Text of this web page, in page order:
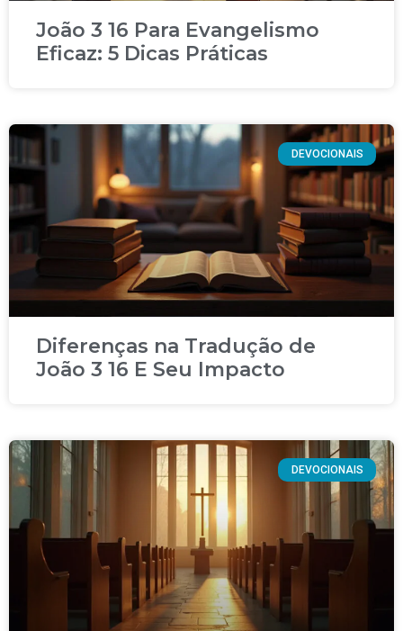
João 3 16 Para Evangelismo
Eficaz: 5 Dicas Práticas
DEVOCIONAIS
Diferenças na Tradução de
João 3 16 E Seu Impacto
DEVOCIONAIS